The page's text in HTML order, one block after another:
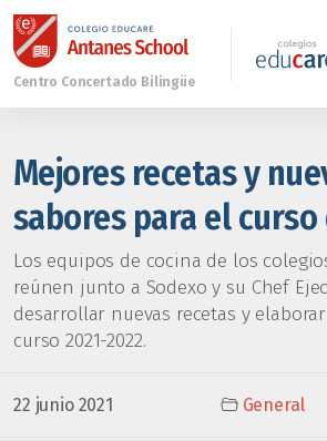
Mejores recetas y
sabores para el
Los equipos de cocina de los
reúnen junto a Sodexo y su Chef
desarrollar nuevas recetas y
curso 2021-2022.
22 junio 2021 General